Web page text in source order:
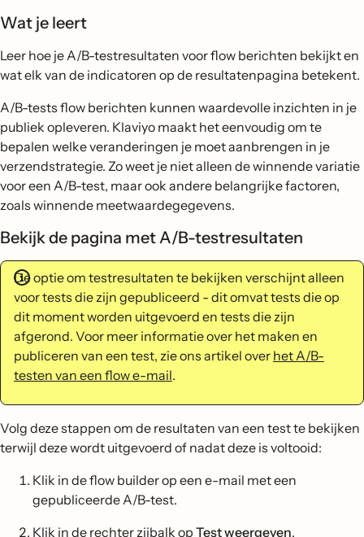
Wat je leert
Leer hoe je A/B-testresultaten voor flow berichten bekijkt en
wat elk van de indicatoren op de resultatenpagina betekent.
A/B-tests flow berichten kunnen waardevolle inzichten in je
publiek opleveren. Klaviyo maakt het eenvoudig om te
bepalen welke veranderingen je moet aanbrengen in je
verzendstrategie. Zo weet je niet alleen de winnende variatie
voor een A/B-test, maar ook andere belangrijke factoren,
zoals winnende meetwaardegegevens.
Bekijk de pagina met A/B-testresultaten
De optie om testresultaten te bekijken verschijnt alleen
voor tests die zijn gepubliceerd - dit omvat tests die op
dit moment worden uitgevoerd en tests die zijn
afgerond. Voor meer informatie over het maken en
publiceren van een test, zie ons artikel over het A/B-
testen van een flow e-mail.
Volg deze stappen om de resultaten van een test te bekijken
terwijl deze wordt uitgevoerd of nadat deze is voltooid:
Klik in de flow builder op een e-mail met een
gepubliceerde A/B-test.
Klik in de rechter zijbalk op Test weergeven.